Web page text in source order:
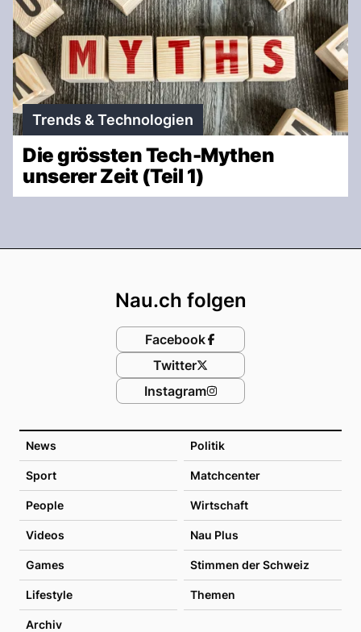
Trends & Technologien
Die grössten Tech-Mythen
unserer Zeit (Teil 1)
News Politik
Sport Matchcenter
People Wirtschaft
Videos Nau Plus
Games Stimmen der Schweiz
Lifestyle Themen
Archiv
Nau.ch folgen
Facebook
Twitter
Instagram